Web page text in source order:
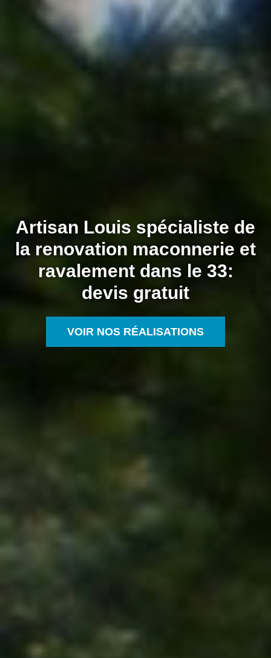
Artisan Louis spécialiste de
la renovation maconnerie et
ravalement dans le 33:
devis gratuit
VOIR NOS RÉALISATIONS